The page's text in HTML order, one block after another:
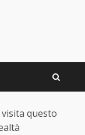
questo